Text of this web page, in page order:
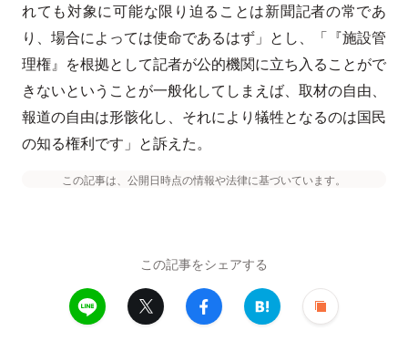
れても対象に可能な限り迫ることは新聞記者の常であ
り、場合によっては使命であるはず」とし、「『施設管
理権』を根拠として記者が公的機関に立ち入ることがで
きないということが一般化してしまえば、取材の自由、
報道の自由は形骸化し、それにより犠牲となるのは国民
の知る権利です」と訴えた。
この記事は、公開日時点の情報や法律に基づいています。
この記事をシェアする